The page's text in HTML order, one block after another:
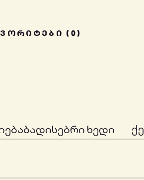
(0)
ბადისებრი ხედი